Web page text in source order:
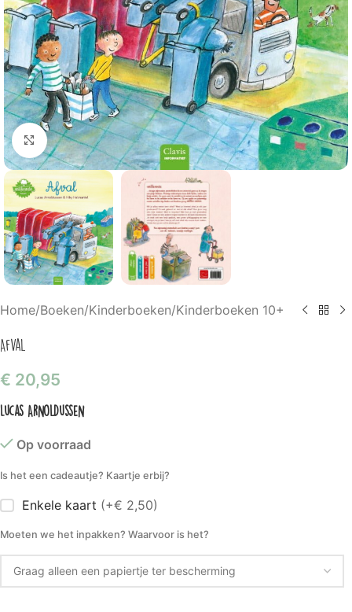
Klik om te vergroten
Home/Boeken/Kinderboeken/Kinderboeken 10+
Afval
€ 20,95
Lucas Arnoldussen
Op voorraad
Is het een cadeautje? Kaartje erbij?
Enkele kaart (+€ 2,50)
Moeten we het inpakken? Waarvoor is het?